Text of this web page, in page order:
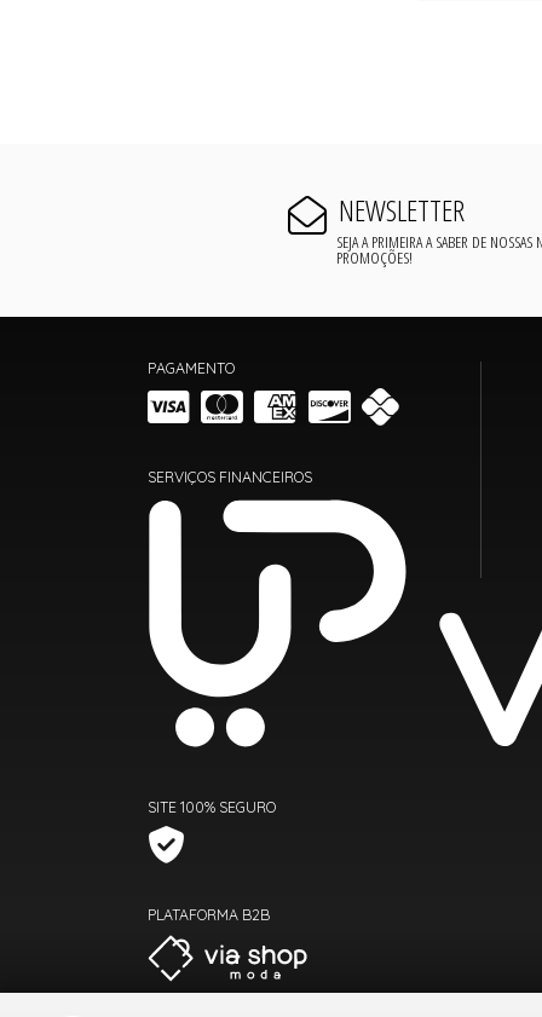
NEWSLETTER
SEJA A PRIMEIRA A SABER DE NOSSAS
PROMOÇÕES!
PAGAMENTO
SERVIÇOS FINANCEIROS
SITE 100% SEGURO
PLATAFORMA B2B